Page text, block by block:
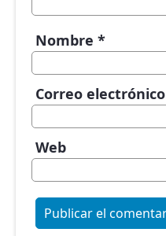
Nombre *
Correo electrónico
Web